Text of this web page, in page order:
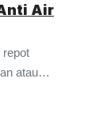
Air
repot
atau